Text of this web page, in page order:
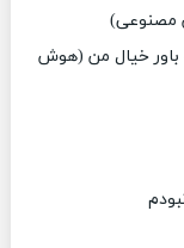
مصنوعی)
باور خیال من (هوش